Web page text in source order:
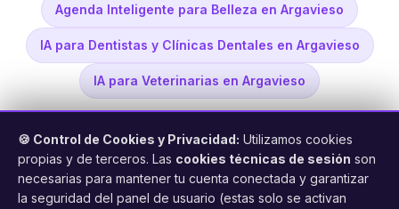
Agenda Inteligente para Belleza en Argavieso
IA para Dentistas y Clínicas Dentales en Argavieso
IA para Veterinarias en Argavieso
🍪 Control de Cookies y Privacidad: Utilizamos cookies
propias y de terceros. Las cookies técnicas de sesión son
necesarias para mantener tu cuenta conectada y garantizar
la seguridad del panel de usuario (estas solo se activan